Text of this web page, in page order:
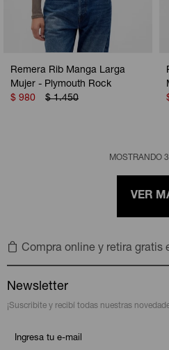
Remera Rib Manga Larga
Mujer - Plymouth Rock
$ 980 $ 1.450
MOSTRANDO
VER
Compra online y retira gratis
Newsletter
¡Suscribite y recibí todas nuestras